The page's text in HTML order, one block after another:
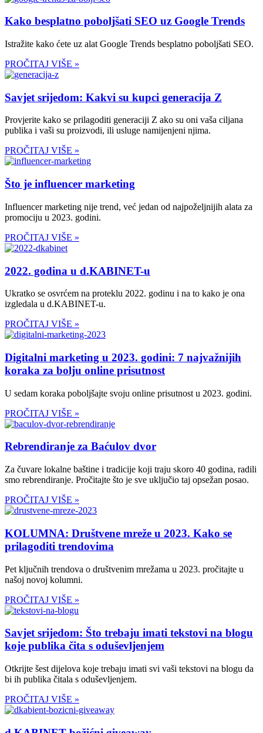
Kako besplatno poboljšati SEO uz Google Trends
Istražite kako ćete uz alat Google Trends besplatno poboljšati SEO.
PROČITAJ VIŠE »
Savjet srijedom: Kakvi su kupci generacija Z
Provjerite kako se prilagoditi generaciji Z ako su oni vaša ciljana
publika i vaši su proizvodi, ili usluge namijenjeni njima.
PROČITAJ VIŠE »
Što je influencer marketing
Influencer marketing nije trend, već jedan od najpoželjnijih alata za
promociju u 2023. godini.
PROČITAJ VIŠE »
2022. godina u d.KABINET-u
Ukratko se osvrćem na proteklu 2022. godinu i na to kako je ona
izgledala u d.KABINET-u.
PROČITAJ VIŠE »
Digitalni marketing u 2023. godini: 7 najvažnijih
koraka za bolju online prisutnost
U sedam koraka poboljšajte svoju online prisutnost u 2023. godini.
PROČITAJ VIŠE »
Rebrendiranje za Baćulov dvor
Za čuvare lokalne baštine i tradicije koji traju skoro 40 godina, radili
smo rebrendiranje. Pročitajte što je sve uključio taj opsežan posao.
PROČITAJ VIŠE »
KOLUMNA: Društvene mreže u 2023. Kako se
prilagoditi trendovima
Pet ključnih trendova o društvenim mrežama u 2023. pročitajte u
našoj novoj kolumni.
PROČITAJ VIŠE »
Savjet srijedom: Što trebaju imati tekstovi na blogu
koje publika čita s oduševljenjem
Otkrijte šest dijelova koje trebaju imati svi vaši tekstovi na blogu da
bi ih publika čitala s oduševljenjem.
PROČITAJ VIŠE »